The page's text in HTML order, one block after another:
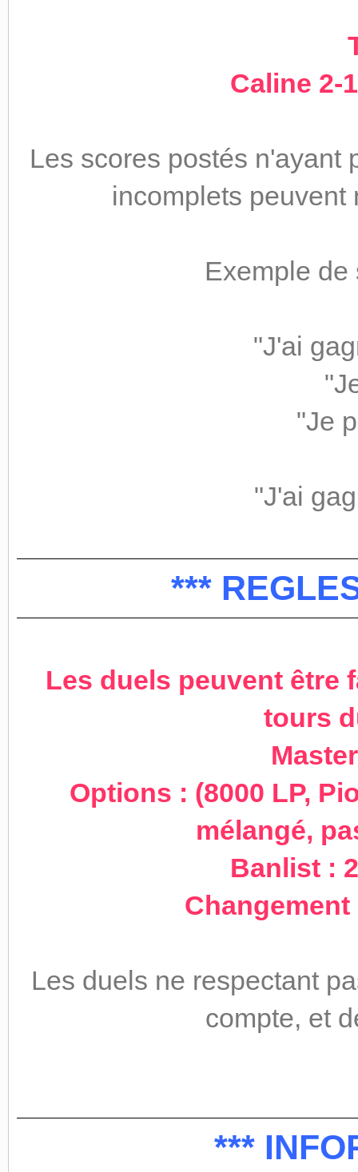
Caline 2-
Les scores postés n'ayant
incomplets peuvent
Exemple de
"J'ai
"Je
"J'ai
***
Les duels peuvent être
tours
Options : (8000 LP,
mélangé,
Banlist :
Les duels ne respectant
compte, et
***